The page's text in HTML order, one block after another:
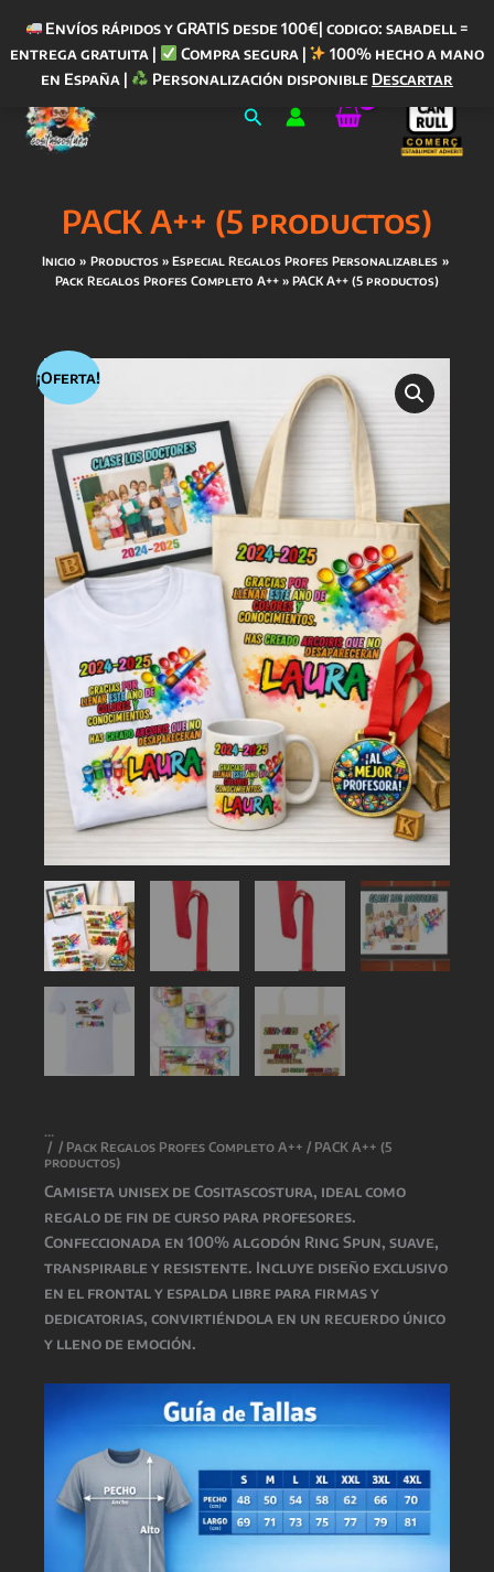
Envíos rápidos y GRATIS desde 100€| codigo: sabadell =
entrega gratuita |
Compra segura |
100% hecho a mano
en España |
Personalización disponible Descartar
contenido
Buscar
PACK A++ (5 productos)
Inicio Productos
Especial Regalos Profes Personalizables
Pack Regalos Profes Completo A++
PACK A++ (5 productos)
¡Oferta!
/ / Pack Regalos Profes Completo A++ / PACK A++ (5
productos)
Camiseta unisex de Cositascostura, ideal como
regalo de fin de curso para profesores.
Confeccionada en 100% algodón Ring Spun, suave,
transpirable y resistente. Incluye diseño exclusivo
en el frontal y espalda libre para firmas y
dedicatorias, convirtiéndola en un recuerdo único
y lleno de emoción.